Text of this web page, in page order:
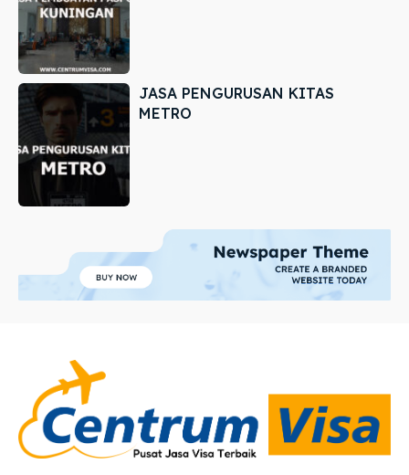
JASA PENGURUSAN KITAS
METRO